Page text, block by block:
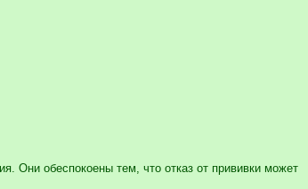
Они обеспокоены тем, что отказ от прививки может